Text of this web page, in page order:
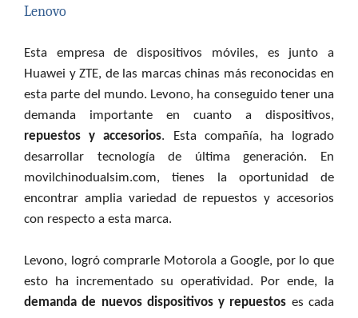
Lenovo
Esta empresa de dispositivos móviles, es junto a
Huawei y ZTE, de las marcas chinas más reconocidas en
esta parte del mundo. Levono, ha conseguido tener una
demanda importante en cuanto a dispositivos,
repuestos y accesorios. Esta compañía, ha logrado
desarrollar tecnología de última generación. En
movilchinodualsim.com, tienes la oportunidad de
encontrar amplia variedad de repuestos y accesorios
con respecto a esta marca.
Levono, logró comprarle Motorola a Google, por lo que
esto ha incrementado su operatividad. Por ende, la
demanda de nuevos dispositivos y repuestos es cada